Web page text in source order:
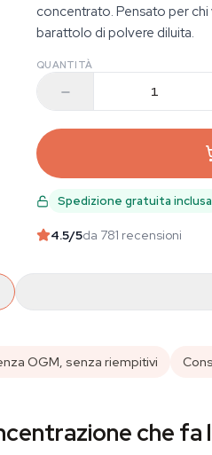
concentrato. Pensato per
barattolo di polvere diluita.
QUANTITÀ
Spedizione gratuita inclusa
4.5/5da 781 recensioni
OGM, senza riempitivi
che fa